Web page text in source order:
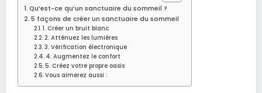
Qu’est-ce qu’un sanctuaire du sommeil ?
5 façons de créer un sanctuaire du sommeil
1. Créer un bruit blanc
2. Atténuez les lumières
3. Vérification électronique
4. Augmentez le confort
5. Créez votre propre oasis
Vous aimerez aussi :